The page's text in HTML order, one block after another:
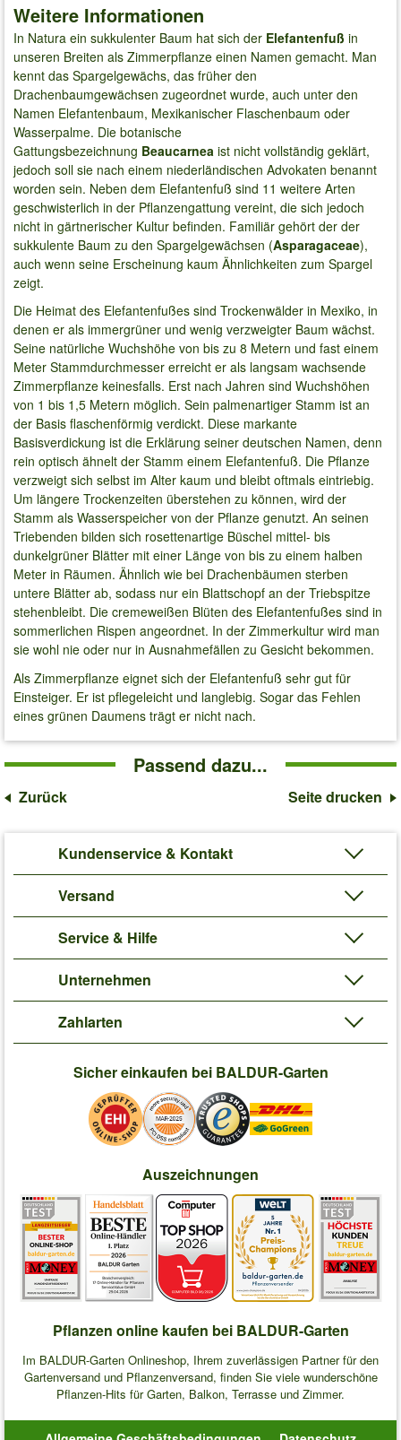
Weitere Informationen
In Natura ein sukkulenter Baum hat sich der Elefantenfuß in
unseren Breiten als Zimmerpflanze einen Namen gemacht. Man
kennt das Spargelgewächs, das früher den
Drachenbaumgewächsen zugeordnet wurde, auch unter den
Namen Elefantenbaum, Mexikanischer Flaschenbaum oder
Wasserpalme. Die botanische
Gattungsbezeichnung Beaucarnea ist nicht vollständig geklärt,
jedoch soll sie nach einem niederländischen Advokaten benannt
worden sein. Neben dem Elefantenfuß sind 11 weitere Arten
geschwisterlich in der Pflanzengattung vereint, die sich jedoch
nicht in gärtnerischer Kultur befinden. Familiär gehört der der
sukkulente Baum zu den Spargelgewächsen (Asparagaceae),
auch wenn seine Erscheinung kaum Ähnlichkeiten zum Spargel
zeigt.
Die Heimat des Elefantenfußes sind Trockenwälder in Mexiko, in
denen er als immergrüner und wenig verzweigter Baum wächst.
Seine natürliche Wuchshöhe von bis zu 8 Metern und fast einem
Meter Stammdurchmesser erreicht er als langsam wachsende
Zimmerpflanze keinesfalls. Erst nach Jahren sind Wuchshöhen
von 1 bis 1,5 Metern möglich. Sein palmenartiger Stamm ist an
der Basis flaschenförmig verdickt. Diese markante
Basisverdickung ist die Erklärung seiner deutschen Namen, denn
rein optisch ähnelt der Stamm einem Elefantenfuß. Die Pflanze
verzweigt sich selbst im Alter kaum und bleibt oftmals eintriebig.
Um längere Trockenzeiten überstehen zu können, wird der
Stamm als Wasserspeicher von der Pflanze genutzt. An seinen
Triebenden bilden sich rosettenartige Büschel mittel- bis
dunkelgrüner Blätter mit einer Länge von bis zu einem halben
Meter in Räumen. Ähnlich wie bei Drachenbäumen sterben
untere Blätter ab, sodass nur ein Blattschopf an der Triebspitze
stehenbleibt. Die cremeweißen Blüten des Elefantenfußes sind in
sommerlichen Rispen angeordnet. In der Zimmerkultur wird man
sie wohl nie oder nur in Ausnahmefällen zu Gesicht bekommen.
Als Zimmerpflanze eignet sich der Elefantenfuß sehr gut für
Einsteiger. Er ist pflegeleicht und langlebig. Sogar das Fehlen
eines grünen Daumens trägt er nicht nach.
Passend dazu...
Zurück Seite drucken
Kundenservice & Kontakt
Versand
Service & Hilfe
Unternehmen
Zahlarten
Sicher einkaufen bei BALDUR-Garten
Auszeichnungen
Pflanzen online kaufen bei BALDUR-Garten
Im BALDUR-Garten Onlineshop, Ihrem zuverlässigen Partner für den
Gartenversand und Pflanzenversand, finden Sie viele wunderschöne
Pflanzen-Hits für Garten, Balkon, Terrasse und Zimmer.